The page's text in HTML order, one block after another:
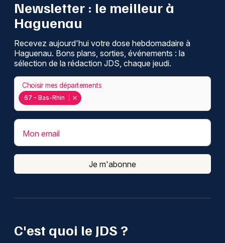
Spectacles
Concerts
Sports
Soirées
Sorties famille
Recherche globale dans le Grand Est
Montpellier
Nantes
Nice
Paris
Strasbourg
Toulouse
C'est quoi le JDS ?
Newsletter : le meilleur à
Haguenau
Recevez aujourd'hui votre dose hebdomadaire à
Haguenau. Bons plans, sorties, événements : la
sélection de la rédaction JDS, chaque jeudi.
67 - Bas-Rhin
Choisir mes départements
Mon email
Je m'abonne